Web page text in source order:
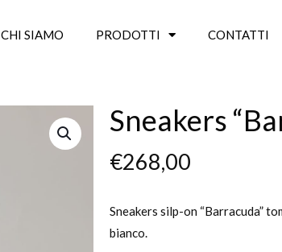
CHI SIAMO PRODOTTI CONTATTI
Sneakers
€268,00
Sneakers silp-on “Barracuda”
bianco.